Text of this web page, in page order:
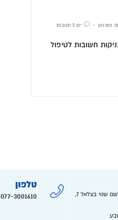
ושכנוע יש 2 תגובות
חשובות לטיפול
סניף מרכז: מכללת NLP לשם שנוי בצלאל 7,
טלפון
077-3001610